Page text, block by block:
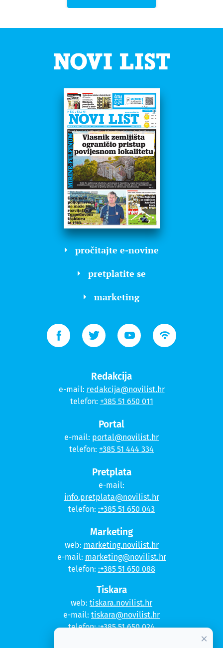
pročitajte e-novine
pretplatite se
marketing
Redakcija
e-mail: redakcija@novilist.hr
telefon: +385 51 650 011
Portal
e-mail: portal@novilist.hr
telefon: +385 51 444 334
Pretplata
e-mail:
info.pretplata@novilist.hr
telefon: :+385 51 650 043
Marketing
web: marketing.novilist.hr
e-mail: marketing@novilist.hr
telefon: :+385 51 650 088
Tiskara
web: tiskara.novilist.hr
e-mail: tiskara@novilist.hr
telefon::+385 51 650 024
×